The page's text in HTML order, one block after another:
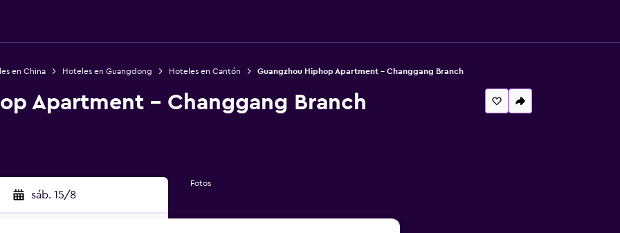
en China Hoteles en Guangdong Hoteles en Cantón Guangzhou Hiphop Apartment - Changgang Branch
Apartment - Changgang Branch
sáb. 15/8
Fotos